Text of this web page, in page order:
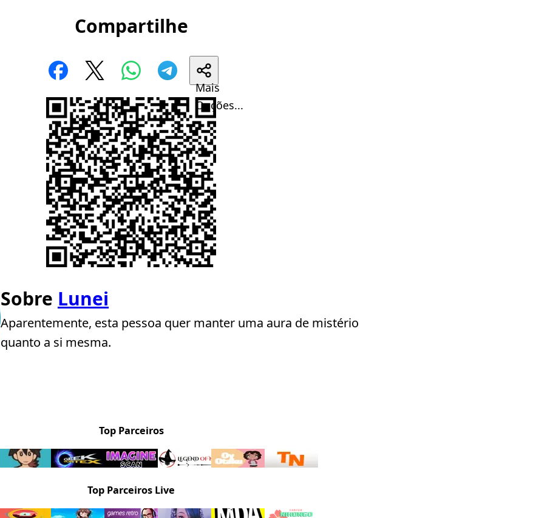
Compartilhe
Mais
Opções...
Sobre Lunei
Aparentemente, esta pessoa quer manter uma aura de mistério
quanto a si mesma.
Top Parceiros
Top Parceiros Live